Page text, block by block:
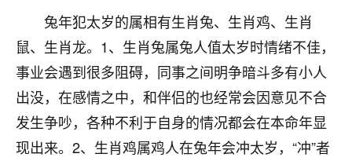
兔年犯太岁的属相有生肖兔、生肖鸡、生肖
鼠、生肖龙。1、生肖兔属兔人值太岁时情绪不佳，
事业会遇到很多阻碍，同事之间明争暗斗多有小人
出没，在感情之中，和伴侣的也经常会因意见不合
发生争吵，各种不利于自身的情况都会在本命年显
现出来。2、生肖鸡属鸡人在兔年会冲太岁，“冲”者
是我从找店开始都是找慧来老师跟进的，选
址、风水、还有开业日子，哪哪都看了，虽然
大环境不好，但是我家生意还可以，前几天又
刚找老师做了补财库，希望财运更好一点！
2小时前 来自海南 18
梦醒时分